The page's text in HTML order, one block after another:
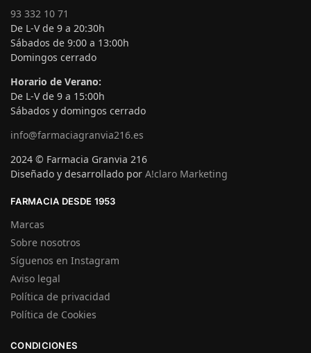
93 332 10 71
De L-V de 9 a 20:30h
Sábados de 9:00 a 13:00h
Domingos cerrado
Horario de Verano:
De L-V de 9 a 15:00h
Sábados y domingos cerrado
info@farmaciagranvia216.es
2024 © Farmacia Granvia 216
Diseñado y desarrollado por A!claro Marketing
FARMACIA DESDE 1953
Marcas
Sobre nosotros
Síguenos en Instagram
Aviso legal
Política de privacidad
Política de Cookies
CONDICIONES